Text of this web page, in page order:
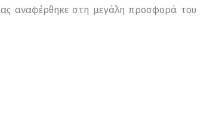
αναφέρθηκε στη μεγάλη προσφορά του